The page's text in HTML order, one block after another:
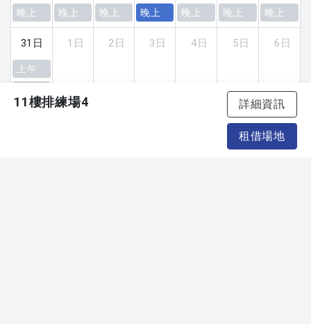
晚上
晚上
晚上
晚上
晚上
晚上
晚上
31日
上午
晚上
1日 2日 3日 4日 5日 6日
11樓排練場4 詳細資訊
租借場地